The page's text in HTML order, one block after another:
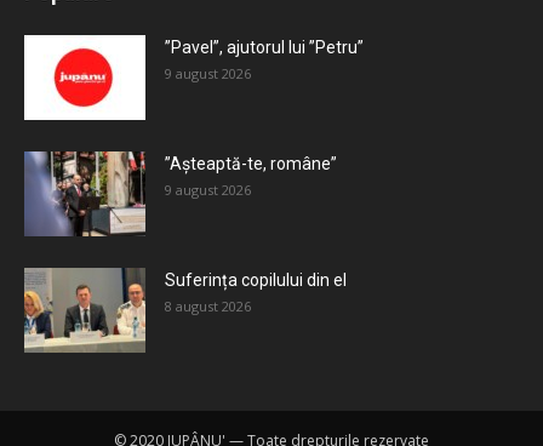
”Pavel”, ajutorul lui ”Petru”
9 august 2026
”Așteaptă-te, române”
9 august 2026
Suferința copilului din el
8 august 2026
© 2020 JUPÂNU' — Toate drepturile rezervate